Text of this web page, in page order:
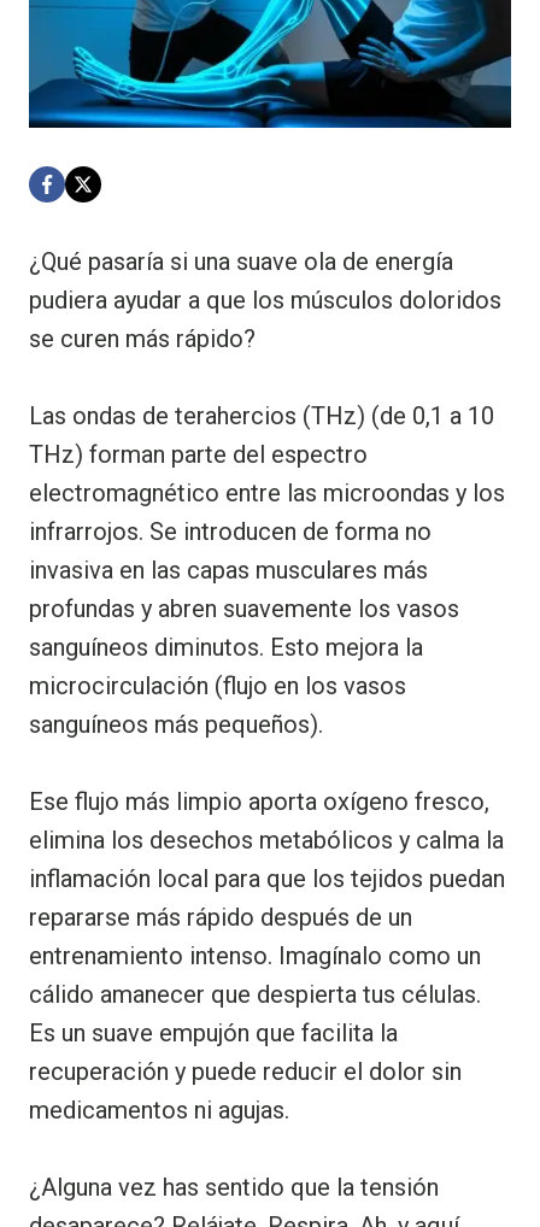
¿Qué pasaría si una suave ola de energía
pudiera ayudar a que los músculos doloridos
se curen más rápido?
Las ondas de terahercios (THz) (de 0,1 a 10
THz) forman parte del espectro
electromagnético entre las microondas y los
infrarrojos. Se introducen de forma no
invasiva en las capas musculares más
profundas y abren suavemente los vasos
sanguíneos diminutos. Esto mejora la
microcirculación (flujo en los vasos
sanguíneos más pequeños).
Ese flujo más limpio aporta oxígeno fresco,
elimina los desechos metabólicos y calma la
inflamación local para que los tejidos puedan
repararse más rápido después de un
entrenamiento intenso. Imagínalo como un
cálido amanecer que despierta tus células.
Es un suave empujón que facilita la
recuperación y puede reducir el dolor sin
medicamentos ni agujas.
¿Alguna vez has sentido que la tensión